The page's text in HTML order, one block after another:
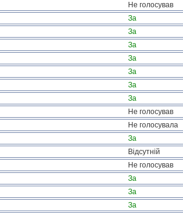
Не голосував
За
За
За
За
За
За
За
Не голосував
Не голосувала
За
Відсутній
Не голосував
За
За
За